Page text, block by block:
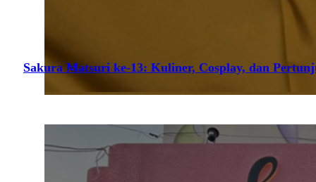
Sakura Matsuri ke-13: Kuliner, Cosplay, dan